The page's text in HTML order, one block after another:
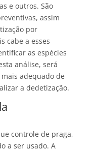
e outros. São
assim
por
cabe a esses
as espécies
análise, será
adequado de
a dedetização.
controle de praga,
a ser usado. A